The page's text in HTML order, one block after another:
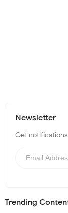
Newsletter
Get
Trending